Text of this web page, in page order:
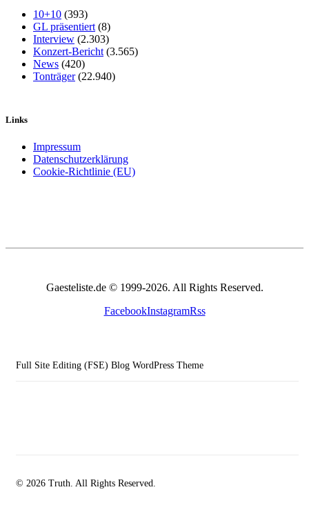
10+10 (393)
GL präsentiert (8)
Interview (2.303)
Konzert-Bericht (3.565)
News (420)
Tonträger(22.940)
Links
Impressum
Datenschutzerklärung
Cookie-Richtlinie (EU)
Gaesteliste.de © 1999-2026. All Rights Reserved.
FacebookInstagramRss
Full Site Editing (FSE) Blog WordPress Theme
© 2026 Truth. All Rights Reserved.